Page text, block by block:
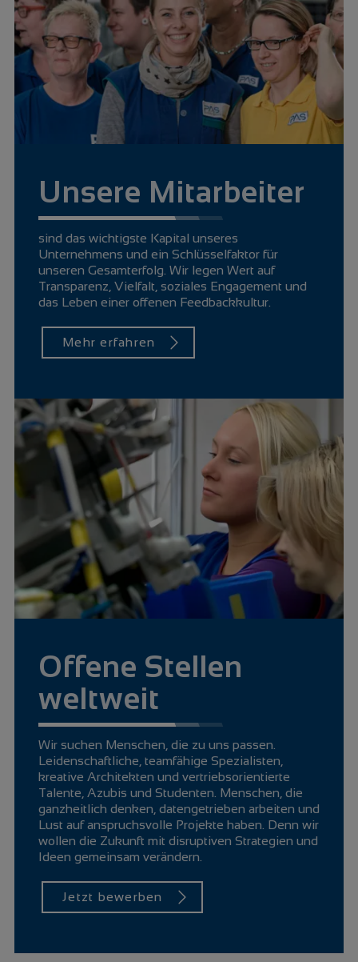
Unsere Mitarbeiter
sind das wichtigste Kapital unseres
Unternehmens und ein Schlüsselfaktor für
unseren Gesamterfolg. Wir legen Wert auf
Transparenz, Vielfalt, soziales Engagement und
das Leben einer offenen Feedbackkultur.
Mehr erfahren
Offene Stellen
weltweit
Wir suchen Menschen, die zu uns passen.
Leidenschaftliche, teamfähige Spezialisten,
kreative Architekten und vertriebsorientierte
Talente, Azubis und Studenten. Menschen, die
ganzheitlich denken, datengetrieben arbeiten und
Lust auf anspruchsvolle Projekte haben. Denn wir
wollen die Zukunft mit disruptiven Strategien und
Ideen gemeinsam verändern.
Jetzt bewerben